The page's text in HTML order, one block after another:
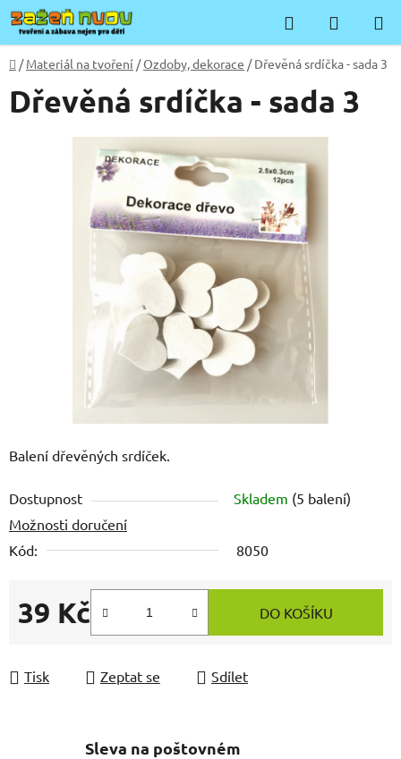
Přejít
na
obsah
Hledat
KOŠÍK
Domů
/ Materiál na tvoření /Ozdoby, dekorace / Dřevěná srdíčka - sada 3
Balení dřevěných srdíček.
Dostupnost Skladem (5 balení)
Možnosti doručení
Kód:
8050
39 Kč
Měrná cena:
DO KOŠÍKU
Tisk Zeptat se Sdílet
Dřevěná srdíčka - sada 3
Sleva na poštovném